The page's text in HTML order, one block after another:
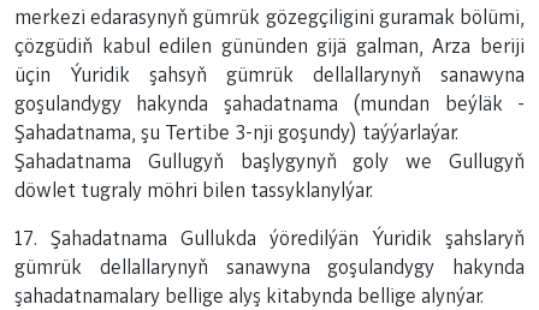
merkezi edarasynyň gümrük gözegçiligini guramak bölümi,
çözgüdiň kabul edilen gününden gijä galman, Arza beriji
üçin Ýuridik şahsyň gümrük dellallarynyň sanawyna
goşulandygy hakynda şahadatnama (mundan beýläk -
Şahadatnama, şu Tertibe 3-nji goşundy) taýýarlaýar.
Şahadatnama Gullugyň başlygynyň goly we Gullugyň
döwlet tugraly möhri bilen tassyklanylýar.
17. Şahadatnama Gullukda ýöredilýän Ýuridik şahslaryň
gümrük dellallarynyň sanawyna goşulandygy hakynda
şahadatnamalary bellige alyş kitabynda bellige alynýar.